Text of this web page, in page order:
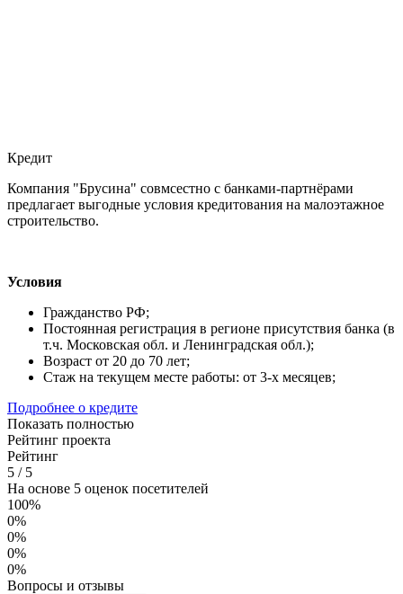
Кредит
Компания "Брусина" совмсестно с банками-партнёрами
предлагает выгодные условия кредитования на малоэтажное
строительство.
Условия
Гражданство РФ;
Постоянная регистрация в регионе присутствия банка (в
т.ч. Московская обл. и Ленинградская обл.);
Возраст от 20 до 70 лет;
Стаж на текущем месте работы: от 3-х месяцев;
Подробнее о кредите
Показать полностью
Рейтинг проекта
Рейтинг
5 /5
На основе 5 оценок посетителей
100%
0%
0%
0%
0%
Вопросы и отзывы